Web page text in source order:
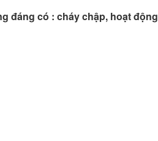
đáng có : cháy chập, hoạt động